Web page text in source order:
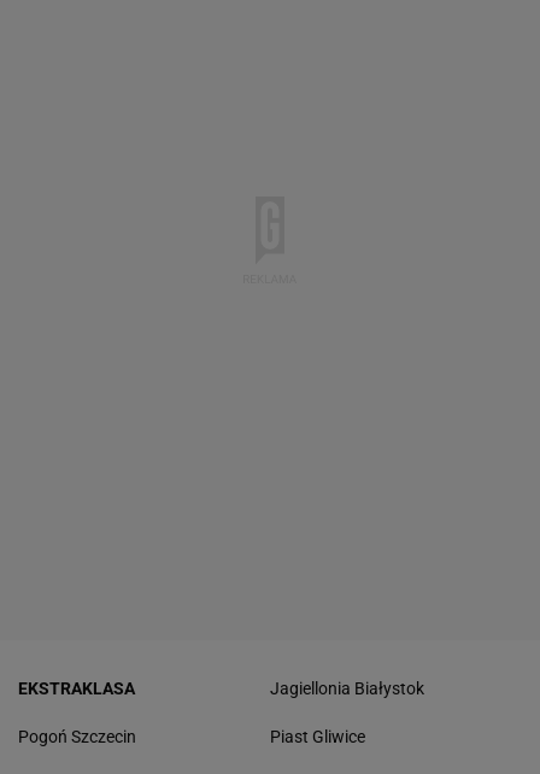
EKSTRAKLASA
Pogoń Szczecin
Jagiellonia Białystok
Piast Gliwice